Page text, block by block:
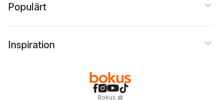
Populärt
Inspiration
Bokus @